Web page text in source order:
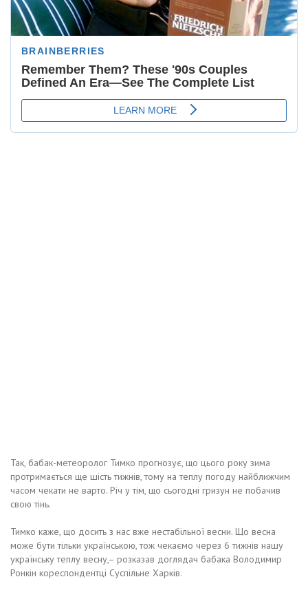
Так, бабак-метеоролог Тимко прогнозує, що цього року зима
протримається ще шість тижнів, тому на теплу погоду найближчим
часом чекати не варто. Річ у тім, що сьогодні гризун не побачив
свою тінь.
Тимко каже, що досить з нас вже нестабільної весни. Що весна
може бути тільки українською, тож чекаємо через 6 тижнів нашу
українську теплу весну,– розказав доглядач бабака Володимир
Ронкін кореспондентці Суспільне Харків.